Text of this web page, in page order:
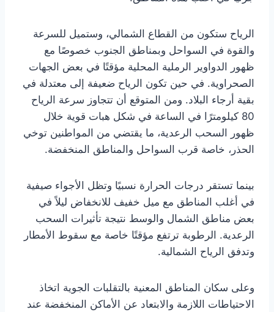
الرياح ستكون من القطاع الشمالي، وستميل للسرعة
والقوة في السواحل وبمناطق الجنوب خصوصًا مع
ظهور الدواوير الرملية المحلية مؤقتًا في بعض الجهات
الصحراوية. في حين تكون الرياح ضعيفة إلى معتدلة في
بقية أرجاء البلاد. ومن المتوقع أن تتجاوز سرعة الرياح
80 كيلومترًا في الساعة في شكل هبات قوية خلال
ظهور السحب الرعدية، ما يقتضي من المواطنين توخي
الحذر، خاصة قرب السواحل والمناطق المنخفضة.
بينما تستقر درجات الحرارة نسبيًا وتظل الأجواء صيفية
في أغلب المناطق مع ميل خفيف للانخفاض ليلاً في
بعض مناطق الشمال والوسط نتيجة تأثيرات السحب
الرعدية. الرطوبة ترتفع مؤقتًا خاصة مع سقوط الأمطار
وتدفق الرياح الشمالية.
وعلى سكان المناطق المعنية بالتقلبات الجوية اتخاذ
الاحتياطات اللازمة والابتعاد عن الأماكن المنخفضة عند